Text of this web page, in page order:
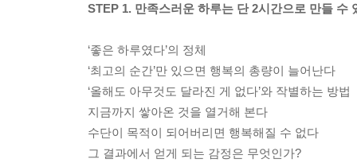
STEP 1. 만족스러운 하루는 단 2시간으로 만들 수
‘좋은 하루였다’의 정체
‘최고의 순간’만 있으면 행복의 총량이 늘어난다
‘올해도 아무것도 달라진 게 없다’와 작별하는 방법
지금까지 쌓아온 것을 열거해 본다
수단이 목적이 되어버리면 행복해질 수 없다
그 결과에서 얻게 되는 감정은 무엇인가?